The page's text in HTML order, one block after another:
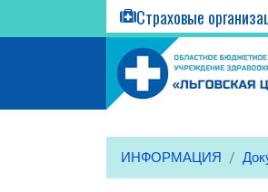
Страховые
ИНФОРМАЦИЯ